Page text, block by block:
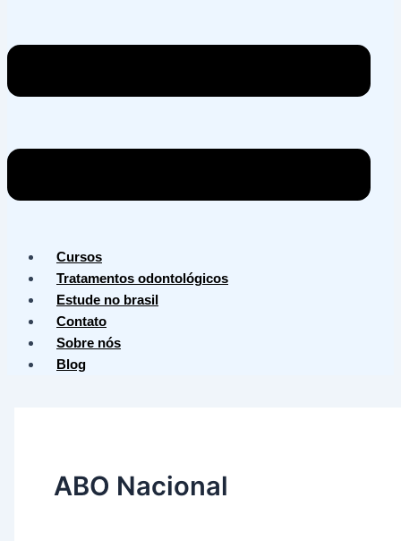
Cursos
Tratamentos odontológicos
Estude no brasil
Contato
Sobre nós
Blog
ABO Nacional